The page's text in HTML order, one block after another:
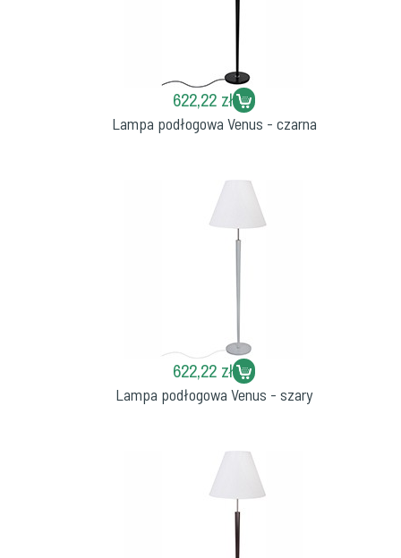
622,22 zł
Lampa podłogowa Venus - czarna
622,22 zł
Lampa podłogowa Venus - szary